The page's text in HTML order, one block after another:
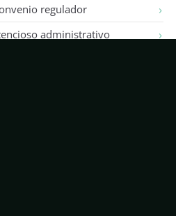
regulador
administrativo